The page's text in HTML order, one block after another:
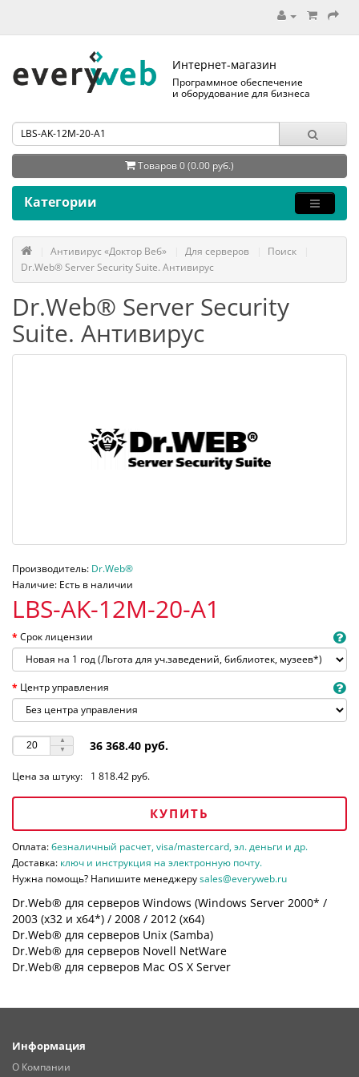
Интернет-магазин
Программное обеспечение
и оборудование для бизнеса
Товаров 0 (0.00 руб.)
Категории
Антивирус «Доктор Веб» Для серверов
Поиск
Dr.Web® Server Security Suite. Антивирус
Dr.Web® Server Security
Suite. Антивирус
Производитель: Dr.Web®
Наличие: Есть в наличии
LBS-AK-12M-20-A1
Срок лицензии
Центр управления
36 368.40 руб.
Цена за штуку: 1 818.42 руб.
КУПИТЬ
Оплата:безналичный расчет, visa/mastercard, эл. деньги и др.
Доставка: ключ и инструкция на электронную почту.
Нужна помощь? Напишите менеджеруsales@everyweb.ru
Dr.Web® для серверов Windows (Windows Server 2000* /
2003 (х32 и х64*) / 2008 / 2012 (х64)
Dr.Web® для серверов Unix (Samba)
Dr.Web® для серверов Novell NetWare
Dr.Web® для серверов Mac OS X Server
Информация
О Компании